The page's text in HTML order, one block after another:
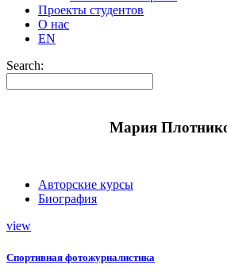
Проекты студентов
О нас
EN
Search:
Мария
Авторские курсы
Биография
view
Спортивная фотожурналистика